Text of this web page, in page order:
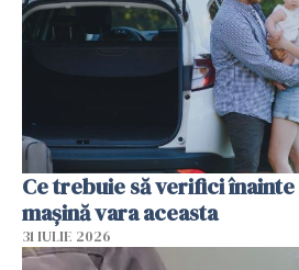
Ce trebuie să verifici
mașină vara aceasta
31 IULIE 2026